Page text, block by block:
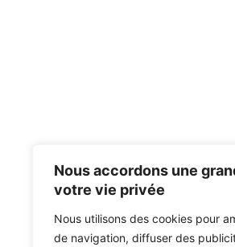
Nous accordons une
votre vie privée
Nous utilisons des cookies pour
de navigation, diffuser des